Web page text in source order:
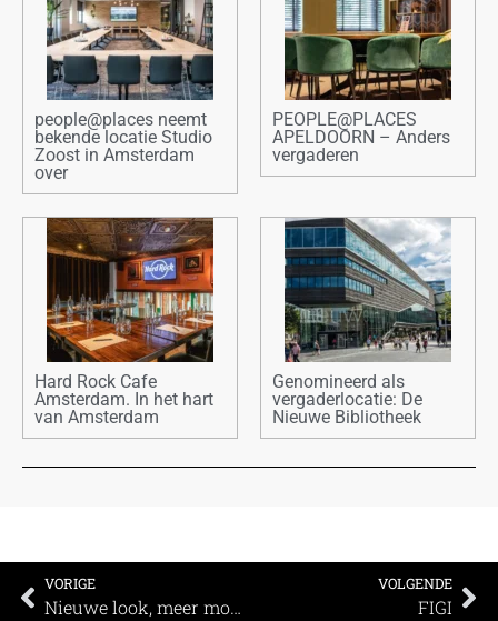
people@places neemt
bekende locatie Studio
Zoost in Amsterdam
over
PEOPLE@PLACES
APELDOORN – Anders
vergaderen
Hard Rock Cafe
Amsterdam. In het hart
van Amsterdam
Genomineerd als
vergaderlocatie: De
Nieuwe Bibliotheek
VORIGE
Nieuwe look, meer mogelijkheden: The Hague Conference Centre vernieuwt vergader- en conferentiezalen
VOLGENDE
FIGI